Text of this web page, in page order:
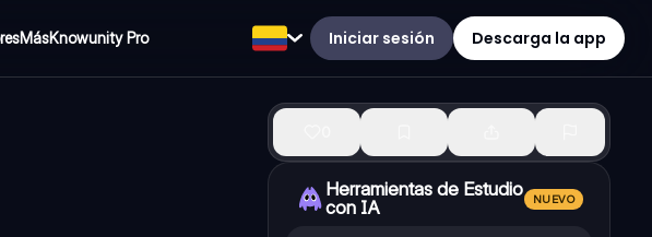
MásKnowunity Pro Iniciar sesión Descarga la app
Herramientas de Estudio
con IA
NUEVO